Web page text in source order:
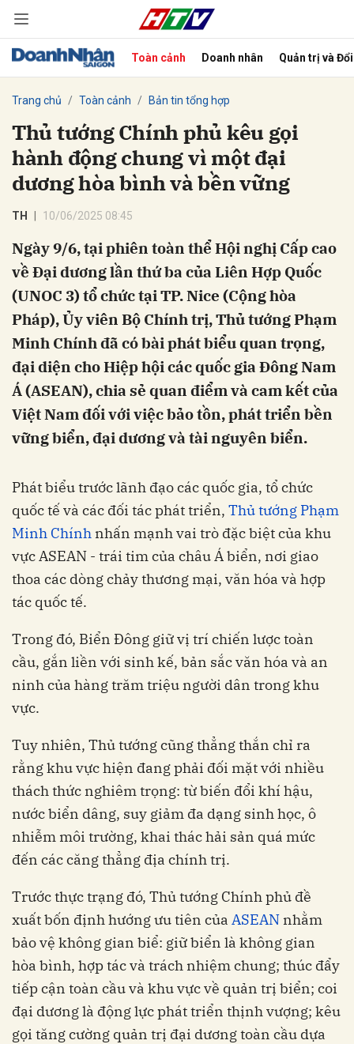
Toàn cảnh Doanh nhân Quản trị và
Trang chủ Toàn cảnh Bản tin tổng hợp
Thủ tướng Chính phủ kêu gọi
hành động chung vì một đại
dương hòa bình và bền vững
TH 10/06/2025 08:45
Ngày 9/6, tại phiên toàn thể Hội nghị Cấp cao
về Đại dương lần thứ ba của Liên Hợp Quốc
(UNOC 3) tổ chức tại TP. Nice (Cộng hòa
Pháp), Ủy viên Bộ Chính trị, Thủ tướng Phạm
Minh Chính đã có bài phát biểu quan trọng,
đại diện cho Hiệp hội các quốc gia Đông Nam
Á (ASEAN), chia sẻ quan điểm và cam kết của
Việt Nam đối với việc bảo tồn, phát triển bền
vững biển, đại dương và tài nguyên biển.
Phát biểu trước lãnh đạo các quốc gia, tổ chức
quốc tế và các đối tác phát triển, Thủ tướng Phạm
Minh Chính nhấn mạnh vai trò đặc biệt của khu
vực ASEAN - trái tim của châu Á biển, nơi giao
thoa các dòng chảy thương mại, văn hóa và hợp
tác quốc tế.
Trong đó, Biển Đông giữ vị trí chiến lược toàn
cầu, gắn liền với sinh kế, bản sắc văn hóa và an
ninh của hàng trăm triệu người dân trong khu
vực.
Tuy nhiên, Thủ tướng cũng thẳng thắn chỉ ra
rằng khu vực hiện đang phải đối mặt với nhiều
thách thức nghiêm trọng: từ biến đổi khí hậu,
nước biển dâng, suy giảm đa dạng sinh học, ô
nhiễm môi trường, khai thác hải sản quá mức
đến các căng thẳng địa chính trị.
Trước thực trạng đó, Thủ tướng Chính phủ đề
xuất bốn định hướng ưu tiên của ASEAN nhằm
bảo vệ không gian biể: giữ biển là không gian
hòa bình, hợp tác và trách nhiệm chung; thúc đẩy
tiếp cận toàn cầu và khu vực về quản trị biển; coi
đại dương là động lực phát triển thịnh vượng; kêu
gọi tăng cường quản trị đại dương toàn cầu dựa